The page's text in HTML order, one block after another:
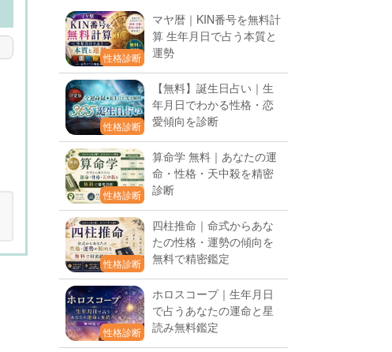
性格診断
マヤ暦｜KIN番号を無料計
算 生年月日で占う本質と
運勢
性格診断
【無料】誕生日占い｜生
年月日でわかる性格・恋
愛傾向を診断
性格診断
算命学 無料｜あなたの運
命・性格・天中殺を精密
診断
性格診断
四柱推命｜命式からあな
たの性格・運勢の傾向を
無料で精密鑑定
性格診断
ホロスコープ｜生年月日
で占うあなたの運命と星
読み無料鑑定